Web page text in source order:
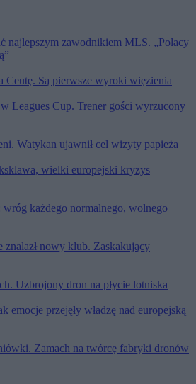
najlepszym zawodnikiem MLS. „Polacy
Ceutę. Są pierwsze wyroki więzienia
Leagues Cup. Trener gości wyrzucony
Watykan ujawnił cel wizyty papieża
wielki europejski kryzys
każdego normalnego, wolnego
znalazł nowy klub. Zaskakujący
Uzbrojony dron na płycie lotniska
emocje przejęły władzę nad europejską
Zamach na twórcę fabryki dronów